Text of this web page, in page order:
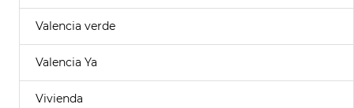
Valencia verde
Valencia Ya
Vivienda